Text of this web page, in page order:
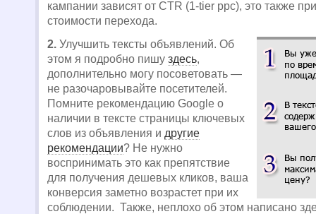
кампании зависят от CTR (1-tier ppc), это также
стоимости перехода.
2. Улучшить тексты объявлений. Об
этом я подробно пишу здесь,
дополнительно могу посоветовать —
не разочаровывайте посетителей.
Помните рекомендацию Google о
наличии в тексте страницы ключевых
слов из объявления и другие
рекомендации? Не нужно
воспринимать это как препятствие
для получения дешевых кликов, ваша
конверсия заметно возрастет при их
соблюдении. Также, неплохо об этом написано